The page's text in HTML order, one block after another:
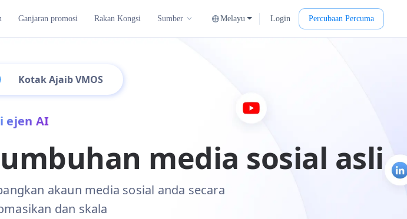
Ganjaran promosi Rakan Kongsi Sumber Melayu Login Percubaan Percuma
Kotak Ajaib VMOS
ejen AI
media sosial asli
akaun media sosial anda secara
dan skala